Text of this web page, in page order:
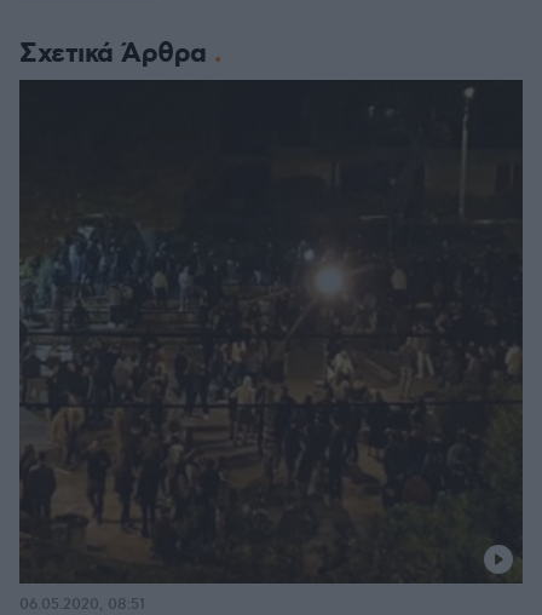
Σχετικά Άρθρα
06.05.2020, 08:51